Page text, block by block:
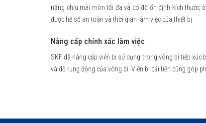
năng chịu mài mòn tối đa và có độ ổn định kích thước
được hệ số an toàn và thời gian làm việc của thiết bị
Nâng cấp chính xác làm việc
SKF đã nâng cấp viên bi sử dụng trong vòng bi tiếp xúc
và độ rung động của vòng bi. Viên bi cải tiến cũng góp